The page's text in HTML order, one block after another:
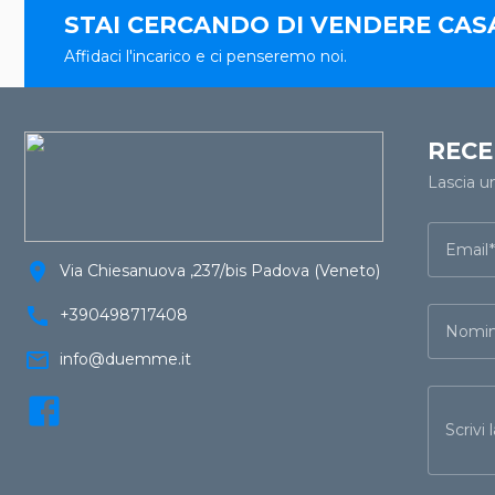
STAI CERCANDO DI VENDERE
Affidaci l'incarico e ci penseremo noi.
location_on Via Chiesanuova ,237/bis Padova (Veneto)
call +390498717408
mail_outline info@duemme.it
Lascia
Email
Scrivi